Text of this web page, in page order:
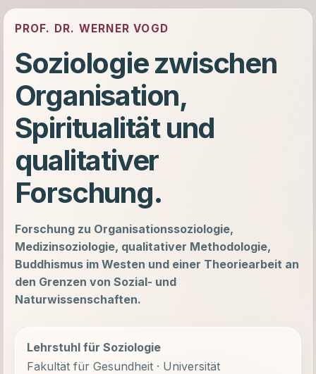
PROF. DR. WERNER VOGD
Soziologie zwischen
Organisation,
Spiritualität und
qualitativer
Forschung.
Forschung zu Organisationssoziologie,
Medizinsoziologie, qualitativer Methodologie,
Buddhismus im Westen und einer Theoriearbeit an
den Grenzen von Sozial- und
Naturwissenschaften.
Lehrstuhl für Soziologie
Fakultät für Gesundheit · Universität